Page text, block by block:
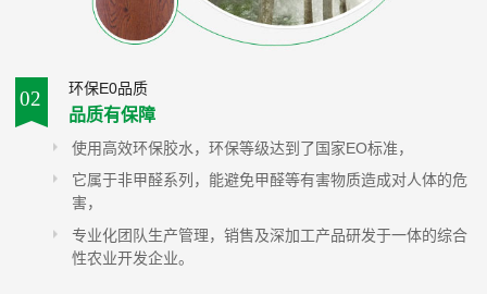
02 环保E0品质
品质有保障
使用高效环保胶水，环保等级达到了国家EO标准，
它属于非甲醛系列，能避免甲醛等有害物质造成对人体的危
害，
专业化团队生产管理，销售及深加工产品研发于一体的综合
性农业开发企业。